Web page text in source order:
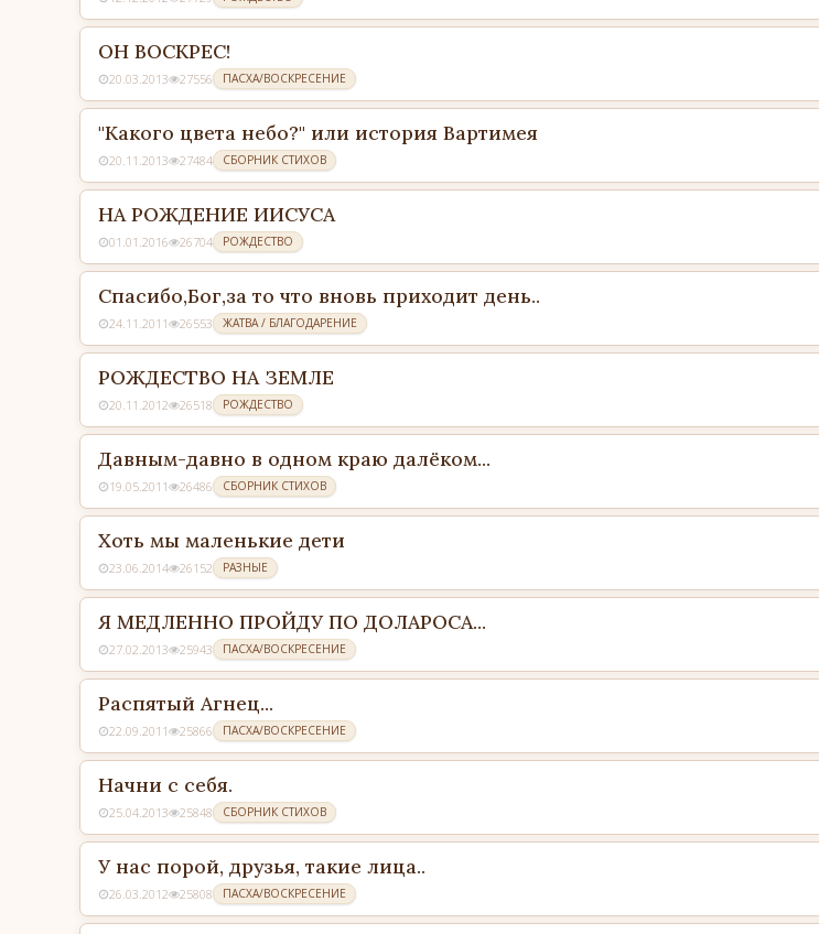
ОН ВОСКРЕС!
20.03.2013 27556 ПАСХА/ВОСКРЕСЕНИЕ
"Какого цвета небо?" или история Вартимея
20.11.2013 27484 СБОРНИК СТИХОВ
НА РОЖДЕНИЕ ИИСУСА
01.01.2016 26704 РОЖДЕСТВО
Спасибо,Бог,за то что вновь приходит день..
24.11.2011 26553 ЖАТВА / БЛАГОДАРЕНИЕ
РОЖДЕСТВО НА ЗЕМЛЕ
20.11.2012 26518 РОЖДЕСТВО
Давным-давно в одном краю далёком...
19.05.2011 26486 СБОРНИК СТИХОВ
Хоть мы маленькие дети
23.06.2014 26152 РАЗНЫЕ
Я МЕДЛЕННО ПРОЙДУ ПО ДОЛАРОСА...
27.02.2013 25943 ПАСХА/ВОСКРЕСЕНИЕ
Распятый Агнец...
22.09.2011 25866 ПАСХА/ВОСКРЕСЕНИЕ
Начни с себя.
25.04.2013 25848 СБОРНИК СТИХОВ
У нас порой, друзья, такие лица..
26.03.2012 25808 ПАСХА/ВОСКРЕСЕНИЕ